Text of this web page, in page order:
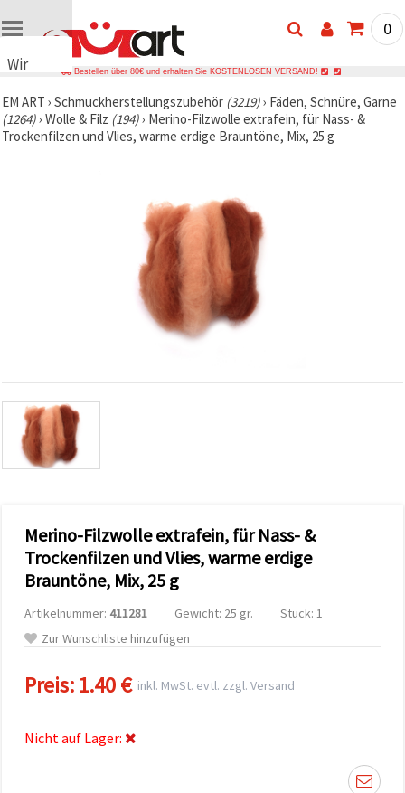
Wir
Cookies
🍪 Wir
verwenden
Datenverkehr
analysieren
sowie
relevantere
Unterstützung
Partner für
Analyse
Marketing.
ablehnen
Einstellungen
0
Bestellen über 80€ und erhalten Sie KOSTENLOSEN VERSAND!
EM ART › Schmuckherstellungszubehör (3219)› Fäden, Schnüre, Garne
(1264)› Wolle & Filz (194)› Merino-Filzwolle extrafein, für Nass- &
Trockenfilzen und Vlies, warme erdige Brauntöne, Mix, 25 g
Merino-Filzwolle extrafein, für Nass- &
Trockenfilzen und Vlies, warme erdige
Brauntöne, Mix, 25 g
Artikelnummer: 411281 Gewicht: 25 gr.
Stück: 1
Zur Wunschliste hinzufügen
Preis:1.40 €inkl. MwSt. evtl. zzgl. Versand
Nicht auf Lager: